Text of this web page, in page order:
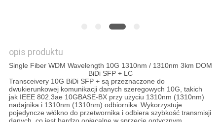
opis produktu
Single Fiber WDM Wavelength 10G 1310nm / 1310nm 3km DOM
BiDi SFP + LC
Transceivery 10G BiDi SFP + są przeznaczone do
dwukierunkowej komunikacji danych szeregowych 10G, takich
jak IEEE 802.3ae 10GBASE-BX przy użyciu 1310nm (1310nm)
nadajnika i 1310nm (1310nm) odbiornika. Wykorzystuje
pojedyncze włókno do przetwornika i odbiera szybkość transmisji